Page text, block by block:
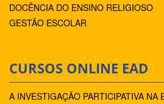
DOCÊNCIA DO ENSINO RELIGIOSO
GESTÃO ESCOLAR
CURSOS ONLINE EAD
A INVESTIGAÇÃO PARTICIPATIVA NA